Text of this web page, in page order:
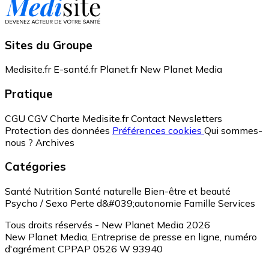
Sites du Groupe
Medisite.fr E-santé.fr Planet.fr New Planet Media
Pratique
CGU CGV Charte Medisite.fr Contact Newsletters
Protection des données Préférences cookies Qui sommes-
nous ? Archives
Catégories
Santé Nutrition Santé naturelle Bien-être et beauté
Psycho / Sexo Perte d&#039;autonomie Famille Services
Tous droits réservés - New Planet Media 2026
New Planet Media, Entreprise de presse en ligne, numéro
d'agrément CPPAP 0526 W 93940